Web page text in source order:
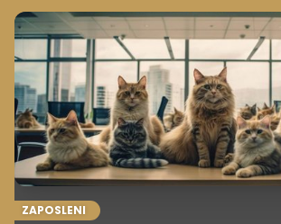
ZAPOSLENI